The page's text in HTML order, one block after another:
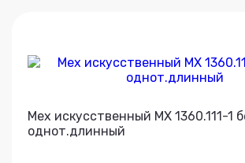
Мех искусственный МХ 1360.111-1
однот.длинный